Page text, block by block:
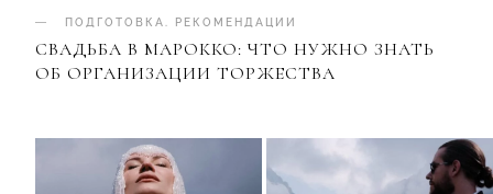
ПОДГОТОВКА РЕКОМЕНДАЦИИ
СВАДЬБА В МАРОККО: ЧТО НУЖНО ЗНАТЬ
ОБ ОРГАНИЗАЦИИ ТОРЖЕСТВА